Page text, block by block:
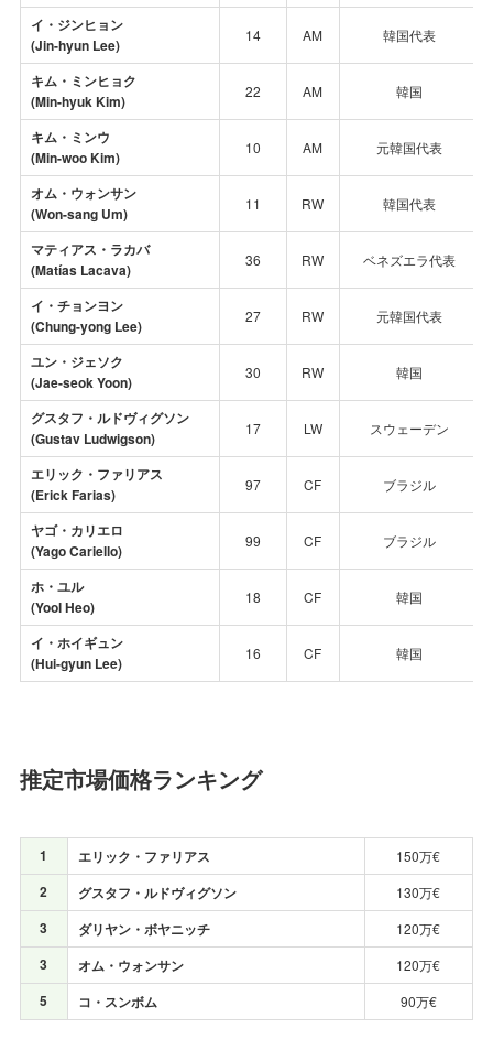
イ・ジンヒョン
(Jin-hyun Lee)
14 AM 韓国代表
キム・ミンヒョク
(Min-hyuk Kim)
22 AM 韓国
キム・ミンウ
(Min-wooKim)
10 AM 元韓国代表
オム・ウォンサン
(Won-sang Um)
11 RW 韓国代表
マティアス・ラカバ
(Matías Lacava)
36 RW ベネズエラ代表
イ・チョンヨン
(Chung-yong Lee)
27 RW 元韓国代表
ユン・ジェソク
(Jae-seok Yoon)
30 RW 韓国
グスタフ・ルドヴィグソン
(Gustav Ludwigson)
17 LW スウェーデン
エリック・ファリアス
(Erick Farias)
97 CF ブラジル
ヤゴ・カリエロ
(Yago Cariello)
99 CF ブラジル
ホ・ユル
(Yool Heo)
18 CF 韓国
イ・ホイギュン
(Hui-gyun Lee)
16 CF 韓国
推定市場価格ランキング
1 エリック・ファリアス 150万€
2 グスタフ・ルドヴィグソン 130万€
3 ダリヤン・ボヤニッチ 120万€
3 オム・ウォンサン 120万€
5 コ・スンボム 90万€